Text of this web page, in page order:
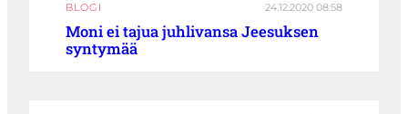
BLOGI 24.12.2020 08:58
Moni ei tajua juhlivansa Jeesuksen
syntymää